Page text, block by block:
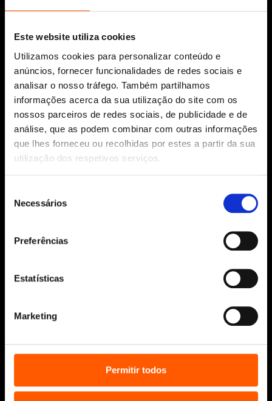
Este website utiliza cookies
Utilizamos cookies para personalizar conteúdo e
anúncios, fornecer funcionalidades de redes sociais e
analisar o nosso tráfego. Também partilhamos
informações acerca da sua utilização do site com os
nossos parceiros de redes sociais, de publicidade e de
análise, que as podem combinar com outras informações
que lhes forneceu ou recolhidas por estes a partir da sua
utilização dos respetivos serviços.
Necessários
Preferências
Estatísticas
Marketing
Permitir todos
Siga-nos:
Política de Cookies
Política de segurança e privacidade
Ajuda, Termos e Condições
© 2026 Penguin Random House Grupo Editorial
Unipessoal Lda.
Sobre nós
Bolsas Literárias
Distribuição (profissionais)
Contactos